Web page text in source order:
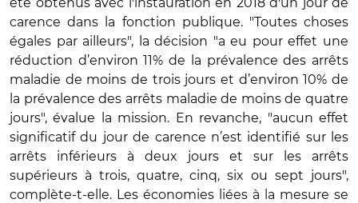
carence dans la fonction publique. "Toutes choses
égales par ailleurs", la décision "a eu pour effet une
réduction d’environ 11% de la prévalence des arrêts
maladie de moins de trois jours et d’environ 10% de
la prévalence des arrêts maladie de moins de quatre
jours", évalue la mission. En revanche, "aucun effet
significatif du jour de carence n’est identifié sur les
arrêts inférieurs à deux jours et sur les arrêts
supérieurs à trois, quatre, cinq, six ou sept jours",
complète-t-elle. Les économies liées à la mesure se